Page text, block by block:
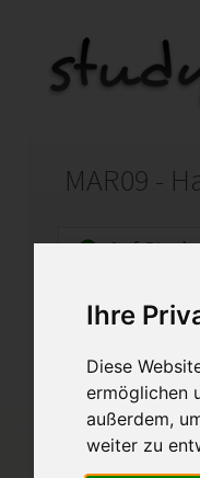
Ihre
Diese
ermöglichen
außerdem,
weiter zu
Auf
Startseite